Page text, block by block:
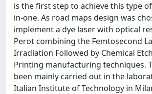
is the first step to achieve this type
in-one. As road maps design was
implement a dye laser with optical
Perot combining the Femtosecond
Irradiation Followed by Chemical
Printing manufacturing techniques.
been mainly carried out in the
Italian Institute of Technology in